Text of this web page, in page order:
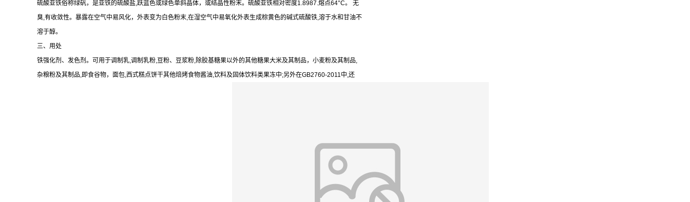
硫酸亚铁俗称绿矾，是亚铁的硫酸盐,跃蓝色或绿色单斜晶体，或结晶性粉末。硫酸亚铁相对密度1.8987.熔点64°C。 无
臭,有收敛性。暴露在空气中易风化，外表变为白色粉末,在湿空气中易氧化外表生成棕黄色的碱式硫酸铁,溶于水和甘油不
溶于醇。
三、用处
铁强化剂、发色剂。可用于调制乳,调制乳粉,豆粉、豆浆粉,除胶基糖果以外的其他糖果大米及其制品，小麦粉及其制品,
杂粮粉及其制品,即食谷物，面包,西式糕点饼干其他焙烤食物酱油,饮料及固体饮料类果冻中;另外在GB2760-2011中,还